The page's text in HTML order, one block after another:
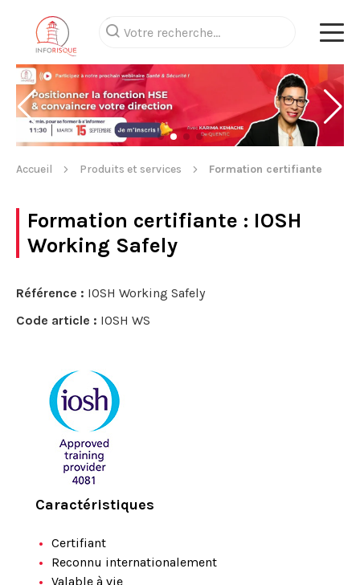
Accueil Produits et services Formation certifiante
Formation certifiante : IOSH
Working Safely
Référence : IOSH Working Safely
Code article : IOSH WS
Caractéristiques
Certifiant
Reconnu internationalement
Valable à vie